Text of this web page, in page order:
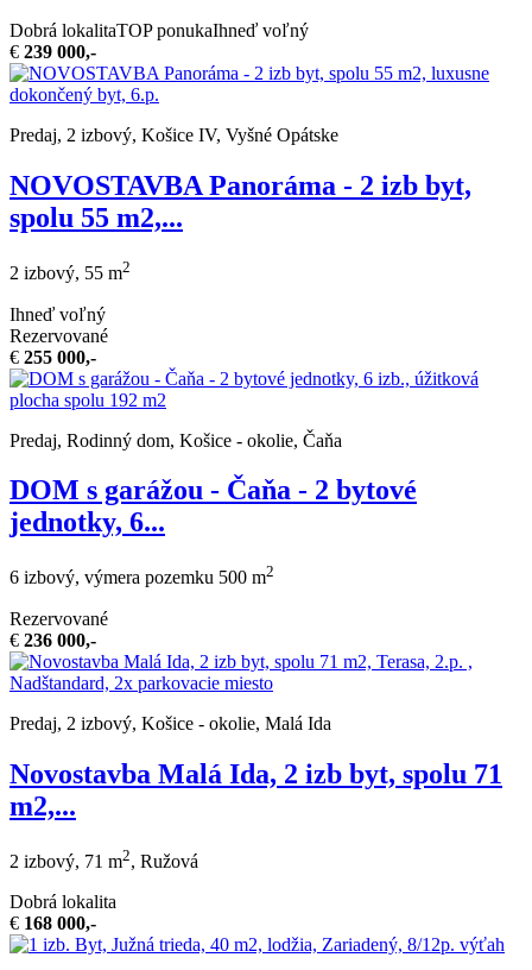
Dobrá lokalitaTOP ponukaIhneď voľný
€ 239 000,-
Predaj, 2 izbový, Košice IV, Vyšné Opátske
NOVOSTAVBA Panoráma - 2 izb byt,
spolu 55 m2,...
2 izbový, 55 m2
Ihneď voľný
Rezervované
€ 255 000,-
Predaj, Rodinný dom, Košice - okolie, Čaňa
DOM s garážou - Čaňa - 2 bytové
jednotky, 6...
6 izbový, výmera pozemku 500 m2
Rezervované
€ 236 000,-
Predaj, 2 izbový, Košice - okolie, Malá Ida
Novostavba Malá Ida, 2 izb byt, spolu 71
m2,...
2 izbový, 71 m2, Ružová
Dobrá lokalita
€ 168 000,-